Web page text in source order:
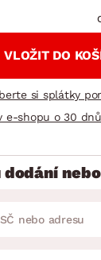
VLOŽIT DO
si splátky
e-shopu o 30